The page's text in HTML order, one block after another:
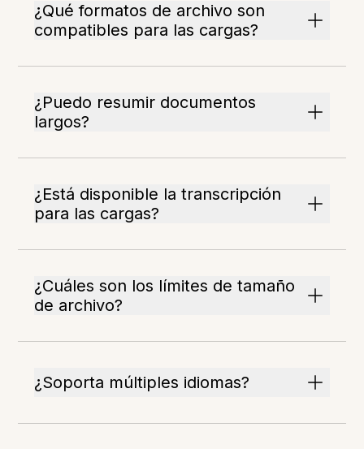
¿Qué formatos de archivo son
compatibles para las cargas?
¿Puedo resumir documentos
largos?
¿Está disponible la transcripción
para las cargas?
¿Cuáles son los límites de tamaño
de archivo?
¿Soporta múltiples idiomas?